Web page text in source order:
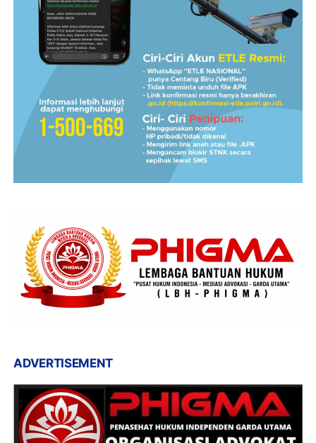
ADVERTISEMENT